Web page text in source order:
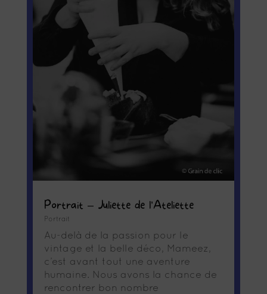
Portrait – Juliette de l’Ateliette
Portrait
Au-delà de la passion pour le
vintage et la belle déco, Mameez,
c’est avant tout une aventure
humaine. Nous avons la chance de
rencontrer bon nombre